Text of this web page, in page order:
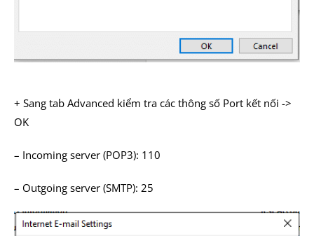
+ Sang tab Advanced kiểm tra các thông số Port kết nối ->
OK
– Incoming server (POP3): 110
– Outgoing server (SMTP): 25